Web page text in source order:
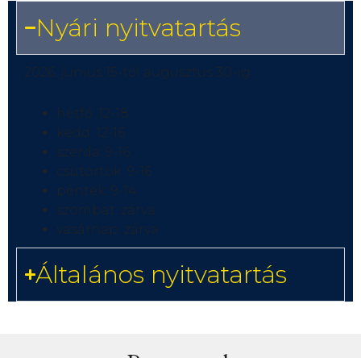
Nyári nyitvatartás
2026. június 15-től augusztus 30-ig:
hétfő: 12-18
kedd: 12-16
szerda: 9-16
csütörtök: 9-16
péntek: 9-14
szombat: zárva
vasárnap: zárva
Általános nyitvatartás